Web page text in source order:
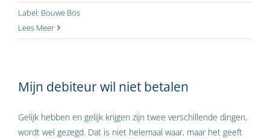
Label: Bouwe Bos
Lees Meer
Mijn debiteur wil niet betalen
Gelijk hebben en gelijk krijgen zijn twee verschillende dingen,
wordt wel gezegd. Dat is niet helemaal waar, maar het geeft